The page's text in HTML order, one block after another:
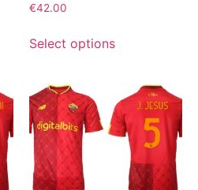
€42.00
Select options